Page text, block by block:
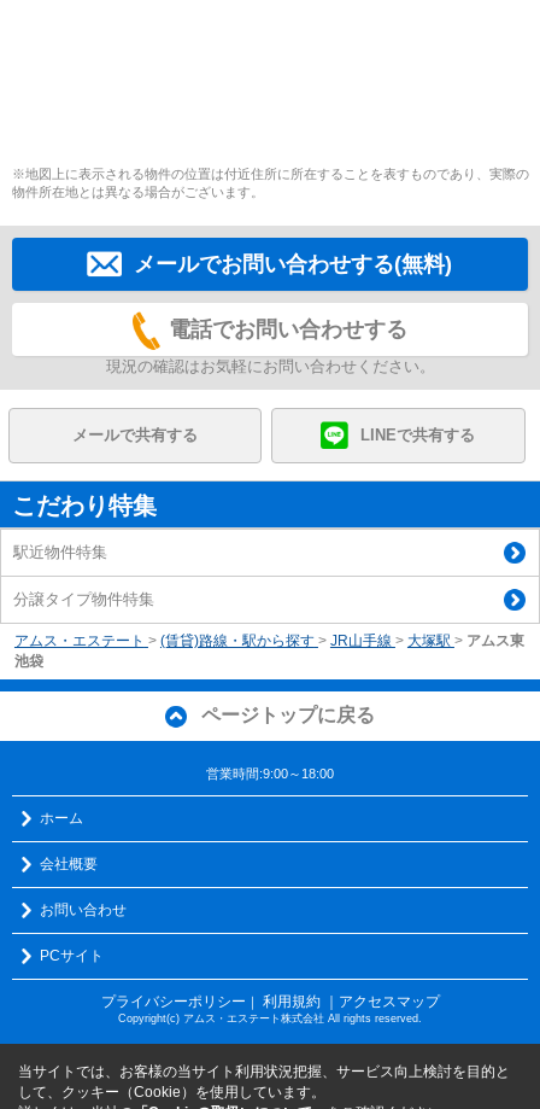
※地図上に表示される物件の位置は付近住所に所在することを表すものであり、実際の
物件所在地とは異なる場合がございます。
メールでお問い合わせする(無料)
電話でお問い合わせする
現況の確認はお気軽にお問い合わせください。
メールで共有する LINEで共有する
こだわり特集
駅近物件特集
分譲タイプ物件特集
アムス・エステート > (賃貸)路線・駅から探す > JR山手線 > 大塚駅 > アムス東
池袋
ページトップに戻る
営業時間:9:00～18:00
ホーム
会社概要
お問い合わせ
PCサイト
プライバシーポリシー 利用規約 ｜アクセスマップ
Copyright(c) アムス・エステート株式会社 All rights reserved.
当サイトでは、お客様の当サイト利用状況把握、サービス向上検討を目的と
して、クッキー（Cookie）を使用しています。